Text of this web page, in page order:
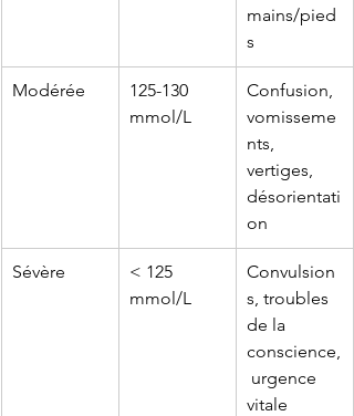
mains/pied
s
Modérée
125-130
mmol/L
Confusion,
vomisseme
nts,
vertiges,
désorientati
on
Sévère
< 125
mmol/L
Convulsion
s, troubles
de la
conscience,
urgence
vitale